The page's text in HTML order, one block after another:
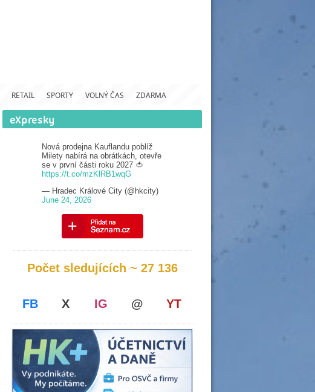
RETAIL SPORTY VOLNÝ ČAS ZDARMA
Nová prodejna Kauflandu poblíž
Milety nabírá na obrátkách, otevře
se v první části roku 2027 🍅
https://t.co/mzKlRB1wqG
— Hradec Králové City (@hkcity)
June 24, 2026
Počet sledujících ~ 27 136
FB X IG @ YT